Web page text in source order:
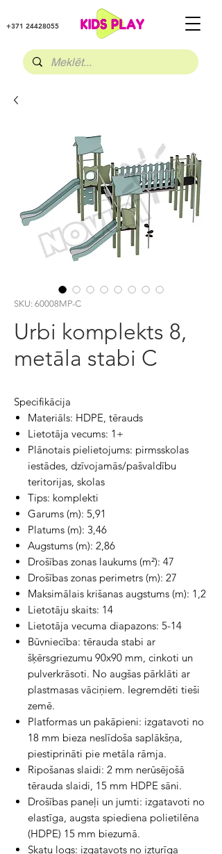
+371 24428055
SKU: 60008MP-C
Urbi komplekts 8,
metāla stabi C
Specifikācija
Materiāls: HDPE, tērauds
Lietotāja vecums: 1+
Plānotais pielietojums: pirmsskolas
iestādes, dzīvojamās/pašvaldību
teritorijas, skolas
Tips: komplekti
Garums (m): 5,91
Platums (m): 3,46
Augstums (m): 2,86
Drošības zonas laukums (m²): 47
Drošības zonas perimetrs (m): 27
Maksimālais krišanas augstums (m): 1,2
Lietotāju skaits: 14
Lietotāja vecuma diapazons: 5-14
Būvniecība: tērauda stabi ar
šķērsgriezumu 90x90 mm, cinkoti un
pulverkrāsoti. No augšas pārklāti ar
plastmasas vāciņiem. Iegremdēti tieši
zemē.
Platformas un pakāpieni: izgatavoti no
18 mm bieza neslīdoša saplākšņa,
piestiprināti pie metāla rāmja.
Ripošanas slaidi: 2 mm nerūsējošā
tērauda slaidi, 15 mm HDPE sāni.
Drošības paneļi un jumti: izgatavoti no
elastīga, augsta spiediena polietilēna
(HDPE) 15 mm biezumā.
Skatu logs: izgatavots no izturīga